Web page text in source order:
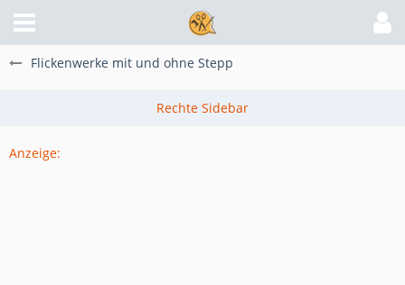
Flickenwerke mit und ohne Stepp
Anzeige: